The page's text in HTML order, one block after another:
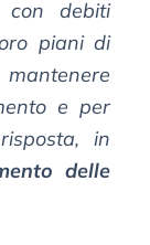
debiti
piani di
e per
in
delle